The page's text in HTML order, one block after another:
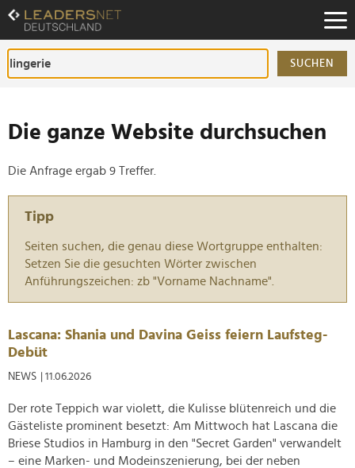
Zum
Inhalt
Zur
Fußzeilen-
Navigation
SUCHEN
Die ganze Website durchsuchen
Die Anfrage ergab 9 Treffer.
Tipp
Seiten suchen, die genau diese Wortgruppe enthalten:
Setzen Sie die gesuchten Wörter zwischen
Anführungszeichen: zb "Vorname Nachname".
Lascana: Shania und Davina Geiss feiern Laufsteg-
Debüt
NEWS | 11.06.2026
Der rote Teppich war violett, die Kulisse blütenreich und die
Gästeliste prominent besetzt: Am Mittwoch hat Lascana die
Briese Studios in Hamburg in den "Secret Garden" verwandelt
– eine Marken- und Modeinszenierung, bei der neben